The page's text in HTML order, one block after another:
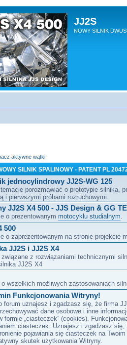
JJ2S
NOWY SILNIK
aktywne wątki
SILNIK SPALINOWY - PATENT PL
jednocylindrowy JJ2S-WG 125
porozmawiać o prototypie silnika,
i pierwszymi próbami rozruchowymi.
JJ2S X4 500 - JJS Design & GG
o prezentowanym motocyklu studialnym
500
o zaprezentowanym na stronie projekcie
JJ2S i JJ2S X4
z rozwiązaniami technicznymi
JJ2S X4
wszelkich możliwych zastosowaniach
Funkcjonowania Witryny!
forum uznajesz i zgadzasz się, że firma
dane osobowe i inne
formie „ciasteczek” (cookies).
ciasteczek. Uznajesz i zgadzasz się,
pojawiania się ciasteczek na
skutek użytkowania Witryny.